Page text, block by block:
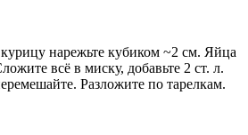
нарежьте кубиком ~2 см. Яйца
всё в миску, добавьте 2 ст. л.
Разложите по тарелкам.